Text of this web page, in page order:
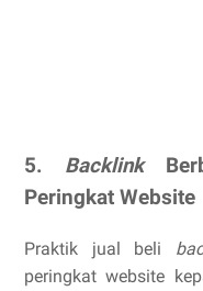
5. Backlink
Peringkat Website
Praktik jual beli
peringkat website